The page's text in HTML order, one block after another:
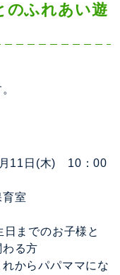
のふれあい遊
月11日(木) 10：00
室
までのお子様と
る方
らパパママにな